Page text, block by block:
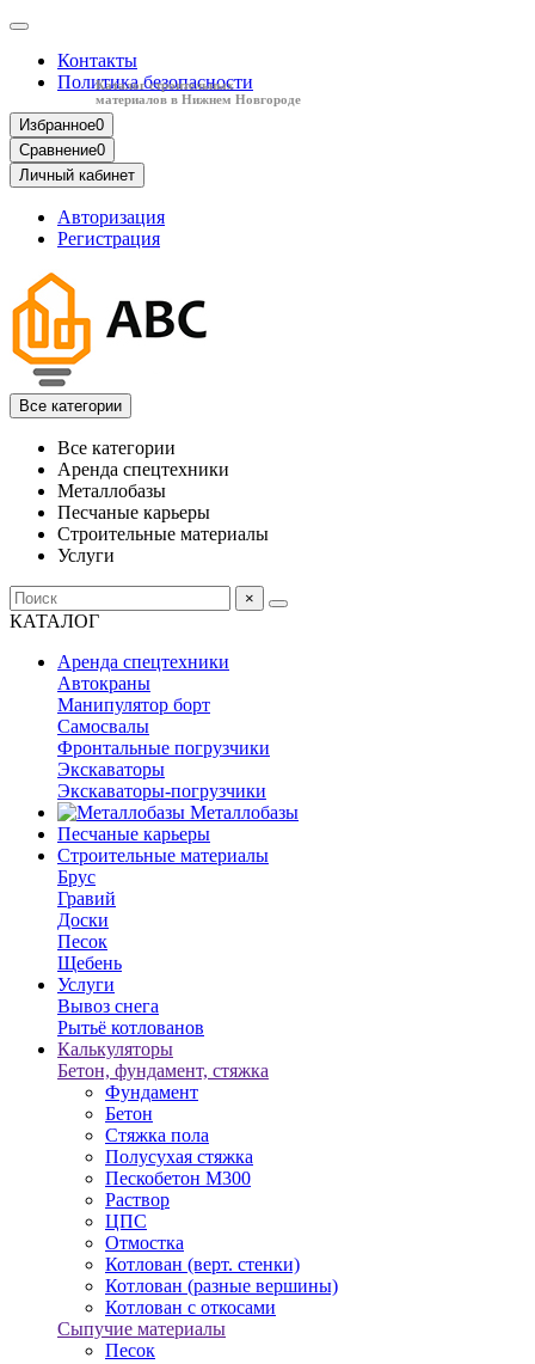
Контакты
Политика безопасности
Избранное0
Сравнение0
Личный кабинет
Авторизация
Регистрация
Каталог строительных
материалов в Нижнем Новгороде
Все категории
Все категории
Аренда спецтехники
Металлобазы
Песчаные карьеры
Строительные материалы
Услуги
×
КАТАЛОГ
Аренда спецтехники
Автокраны
Манипулятор борт
Самосвалы
Фронтальные погрузчики
Экскаваторы
Экскаваторы-погрузчики
Металлобазы
Песчаные карьеры
Строительные материалы
Брус
Гравий
Доски
Песок
Щебень
Услуги
Вывоз снега
Рытьё котлованов
Калькуляторы
Бетон, фундамент, стяжка
Фундамент
Бетон
Стяжка пола
Полусухая стяжка
Пескобетон М300
Раствор
ЦПС
Отмостка
Котлован (верт. стенки)
Котлован (разные вершины)
Котлован с откосами
Сыпучие материалы
Песок